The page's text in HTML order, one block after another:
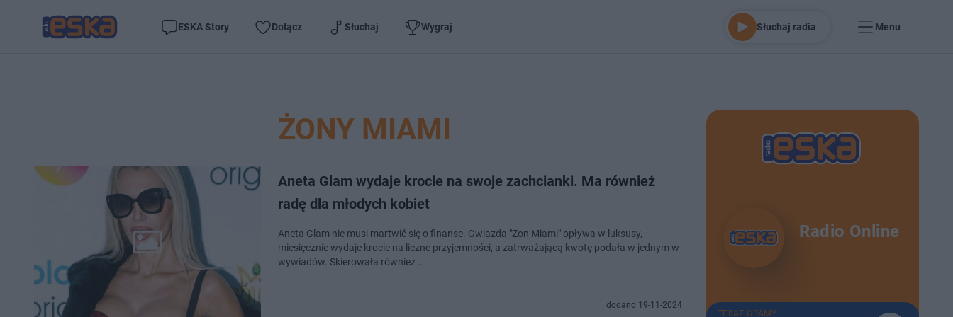
ESKA Story Dołącz Słuchaj Wygraj Słuchaj radia Menu
ŻONY MIAMI
Aneta Glam wydaje krocie na swoje zachcianki. Ma również
radę dla młodych kobiet
Aneta Glam nie musi martwić się o finanse. Gwiazda "Żon Miami" opływa w luksusy,
miesięcznie wydaje krocie na liczne przyjemności, a zatrważającą kwotę podała w jednym w
wywiadów. Skierowała również …
dodano 19-11-2024
Radio Online
TERAZ GRAMY